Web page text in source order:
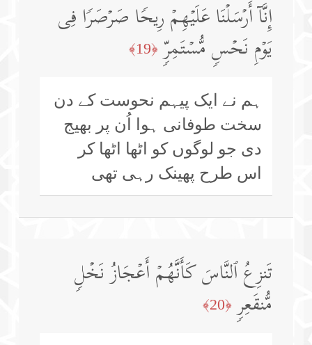
إِنَّاۤ أَرۡسَلۡنَا عَلَیۡهِمۡ رِیحࣰا صَرۡصَرࣰا فِی
یَوۡمِ نَحۡسࣲ مُّسۡتَمِرࣲّ ﴿19﴾
ہم نے ایک پیہم نحوست کے دن
سخت طوفانی ہوا اُن پر بھیج
دی جو لوگوں کو اٹھا اٹھا کر
اس طرح پھینک رہی تھی
تَنزِعُ ٱلنَّاسَ كَأَنَّهُمۡ أَعۡجَازُ نَخۡلࣲ
مُّنقَعِرࣲ ﴿20﴾